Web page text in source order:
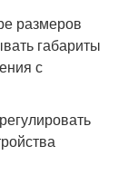
размеров
габариты
с